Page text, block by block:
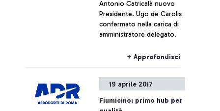
Antonio Catricalà nuovo
Presidente. Ugo de Carolis
confermato nella carica di
amministratore delegato.
+ Approfondisci
19 aprile 2017
Fiumicino: primo hub per